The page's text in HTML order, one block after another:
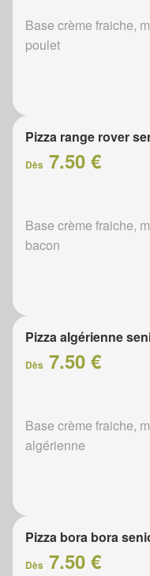
Base crème fraiche,
poulet
Pizza range rover
Dès 7.50 €
Base crème fraiche,
bacon
Pizza algérienne
Dès 7.50 €
Base crème fraiche,
algérienne
Pizza bora bora
Dès 7.50 €